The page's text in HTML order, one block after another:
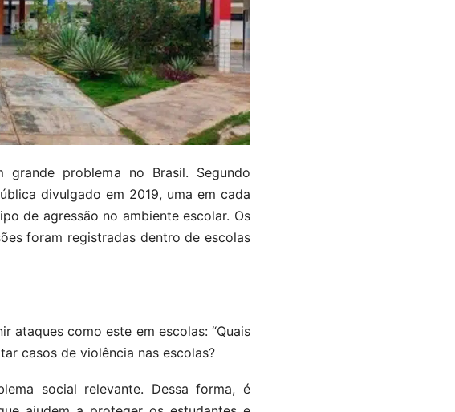
problema no Brasil. Segundo
divulgado em 2019, uma em cada
de agressão no ambiente escolar. Os
foram registradas dentro de escolas
ataques como este em escolas: “Quais
casos de violência nas escolas?
social relevante. Dessa forma, é